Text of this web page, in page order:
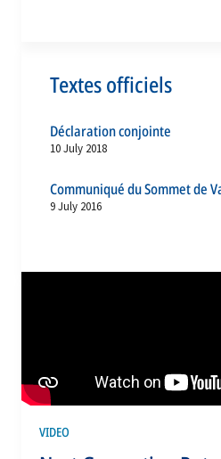
Textes officiels
Déclaration conjointe
10 July 2018
Communiqué du Sommet de
9 July 2016
VIDEO